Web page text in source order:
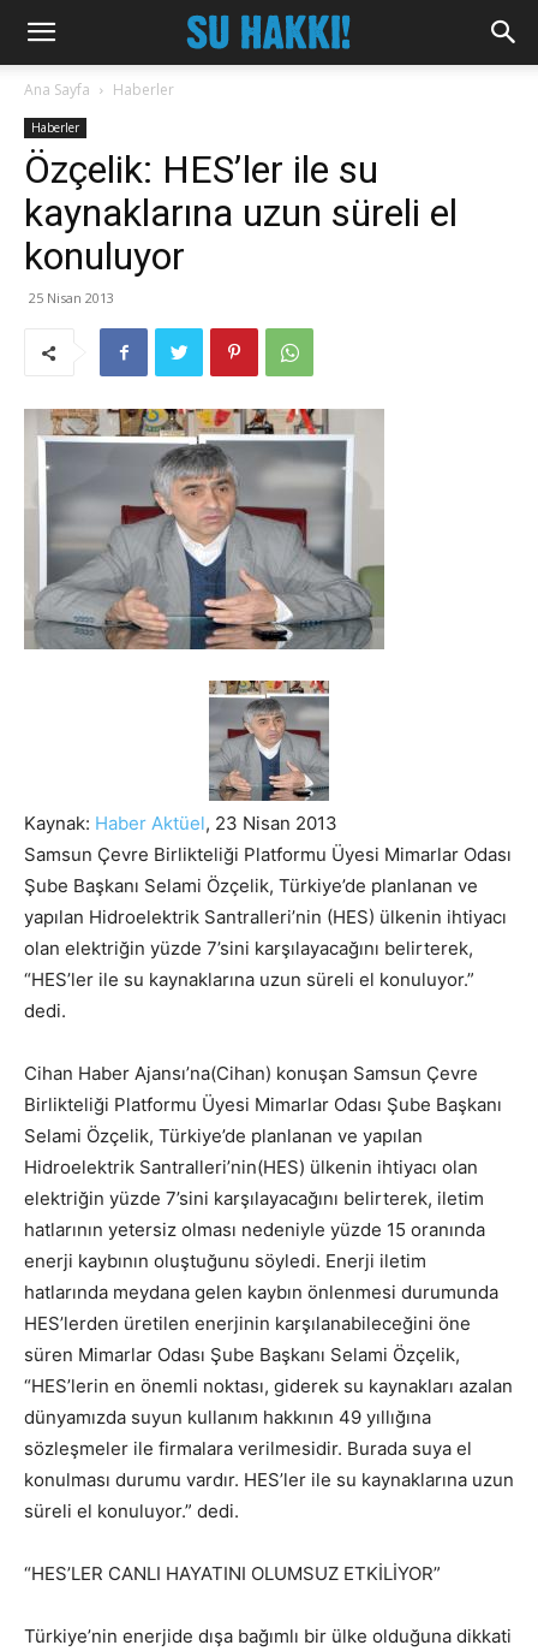
Ana Sayfa Haberler
Haberler
Özçelik: HES’ler ile su
kaynaklarına uzun süreli el
konuluyor
25 Nisan 2013
Kaynak: Haber Aktüel, 23 Nisan 2013
Samsun Çevre Birlikteliği Platformu Üyesi Mimarlar Odası
Şube Başkanı Selami Özçelik, Türkiye’de planlanan ve
yapılan Hidroelektrik Santralleri’nin (HES) ülkenin ihtiyacı
olan elektriğin yüzde 7’sini karşılayacağını belirterek,
“HES’ler ile su kaynaklarına uzun süreli el konuluyor.”
dedi.
Cihan Haber Ajansı’na(Cihan) konuşan Samsun Çevre
Birlikteliği Platformu Üyesi Mimarlar Odası Şube Başkanı
Selami Özçelik, Türkiye’de planlanan ve yapılan
Hidroelektrik Santralleri’nin(HES) ülkenin ihtiyacı olan
elektriğin yüzde 7’sini karşılayacağını belirterek, iletim
hatlarının yetersiz olması nedeniyle yüzde 15 oranında
enerji kaybının oluştuğunu söyledi. Enerji iletim
hatlarında meydana gelen kaybın önlenmesi durumunda
HES’lerden üretilen enerjinin karşılanabileceğini öne
süren Mimarlar Odası Şube Başkanı Selami Özçelik,
“HES’lerin en önemli noktası, giderek su kaynakları azalan
dünyamızda suyun kullanım hakkının 49 yıllığına
sözleşmeler ile firmalara verilmesidir. Burada suya el
konulması durumu vardır. HES’ler ile su kaynaklarına uzun
süreli el konuluyor.” dedi.
“HES’LER CANLI HAYATINI OLUMSUZ ETKİLİYOR”
Türkiye’nin enerjide dışa bağımlı bir ülke olduğuna dikkati